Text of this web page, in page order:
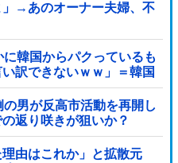
」→あのオーナー夫婦、不
韓国からパクっているも
訳できないｗｗ」＝韓国
男が反高市活動を再開し
返り咲きが狙いか？
由はこれか」と拡散元